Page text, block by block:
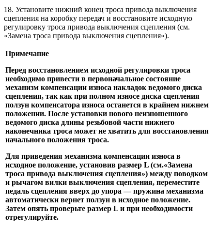
18. Установите нижний конец троса привода выключения
сцепления на коробку передач и восстановите исходную
регулировку троса привода выключения сцепления (см.
«Замена троса привода выключения сцепления»).
Примечание
Перед восстановлением исходной регулировки троса
необходимо привести в первоначальное состояние
механизм компенсации износа накладок ведомого диска
сцепления, так как при полном износе диска сцепления
ползун компенсатора износа останется в крайнем нижнем
положении. После установки нового неизношенного
ведомого диска длины резьбовой части нижнего
наконечника троса может не хватить для восстановления
начального положения троса.
Для приведения механизма компенсации износа в
исходное положение, установив размер L (см.«Замена
троса привода выключения сцепления») между поводком
и рычагом вилки выключения сцепления, переместите
педаль сцепления вверх до упора — пружина механизма
автоматически вернет ползун в исходное положение.
Затем опять проверьте размер L и при необходимости
отрегулируйте.